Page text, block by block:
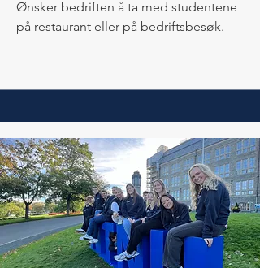
Ønsker bedriften å ta med studentene
på restaurant eller på bedriftsbesøk.